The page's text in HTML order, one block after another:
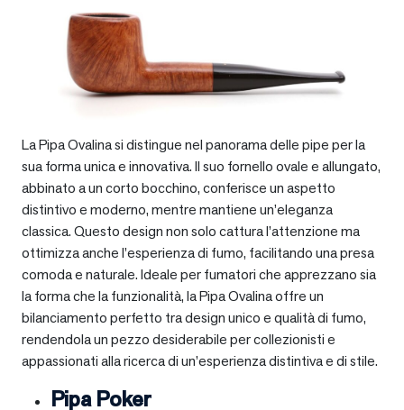
La Pipa Ovalina si distingue nel panorama delle pipe per la
sua forma unica e innovativa. Il suo fornello ovale e allungato,
abbinato a un corto bocchino, conferisce un aspetto
distintivo e moderno, mentre mantiene un’eleganza
classica. Questo design non solo cattura l’attenzione ma
ottimizza anche l’esperienza di fumo, facilitando una presa
comoda e naturale. Ideale per fumatori che apprezzano sia
la forma che la funzionalità, la Pipa Ovalina offre un
bilanciamento perfetto tra design unico e qualità di fumo,
rendendola un pezzo desiderabile per collezionisti e
appassionati alla ricerca di un’esperienza distintiva e di stile.
Pipa Poker